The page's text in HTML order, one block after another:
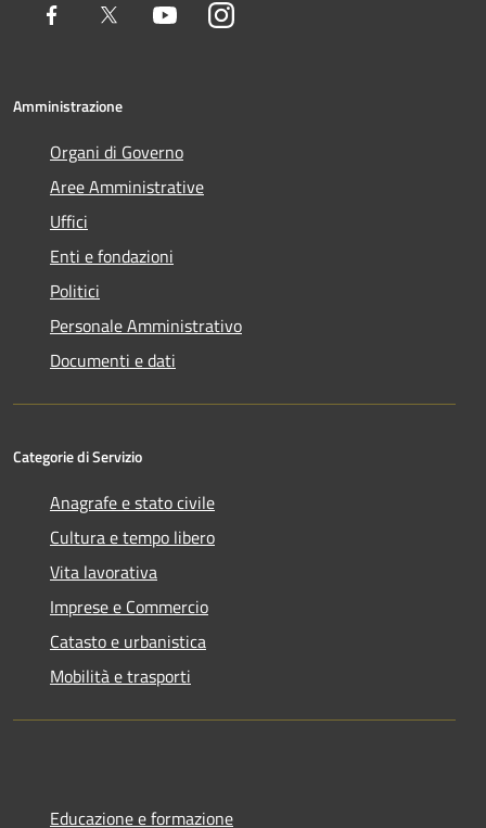
Facebook Twitter YoutubeInstagram
Amministrazione
Organi di Governo
Aree Amministrative
Uffici
Enti e fondazioni
Politici
Personale Amministrativo
Documenti e dati
Categorie di Servizio
Anagrafe e stato civile
Cultura e tempo libero
Vita lavorativa
Imprese e Commercio
Catasto e urbanistica
Mobilità e trasporti
Educazione e formazione